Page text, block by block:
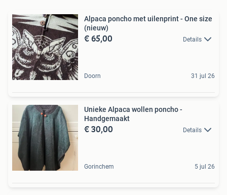
Alpaca poncho met uilenprint - One size
(nieuw)
€ 65,00 Details
Doorn 31 jul 26
Unieke Alpaca wollen poncho -
Handgemaakt
€ 30,00 Details
Gorinchem 5 jul 26